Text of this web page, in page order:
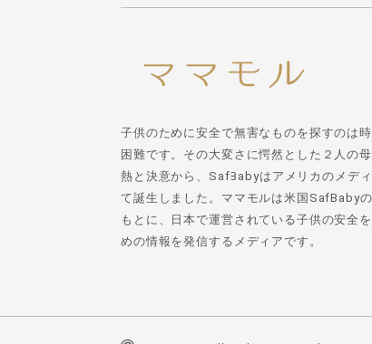
子供のために安全で無害なものを探すのは
困難です。その大変さに愕然とした２人の
熱と決意から、SafBabyはアメリカのメデ
て誕生しました。ママモルは米国SafBaby
もとに、日本で運営されている子供の安全
めの情報を発信するメディアです。